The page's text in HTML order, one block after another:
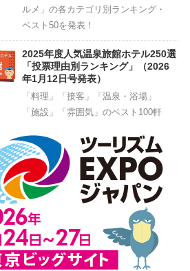
ルメ」の各カテゴリ別ランキング・
ベスト50を発表！
2025年度人気温泉旅館ホテル250選
「投票理由別ランキング」（2026
年1月12日号発表）
「料理」「接客」「温泉・浴場」
「施設」「雰囲気」のベスト100軒